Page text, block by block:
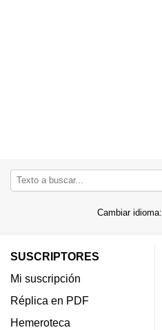
Cambiar idioma:
SUSCRIPTORES
Mi suscripción
Réplica en PDF
Hemeroteca